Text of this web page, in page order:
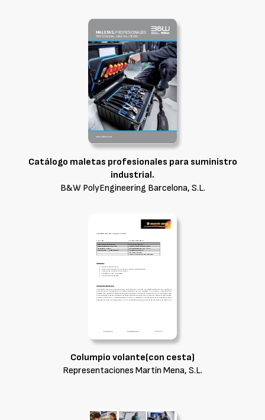
Catálogo maletas profesionales para suministro
industrial.
B&W PolyEngineering Barcelona, S.L.
Columpio volante(con cesta)
Representaciones Martín Mena, S.L.